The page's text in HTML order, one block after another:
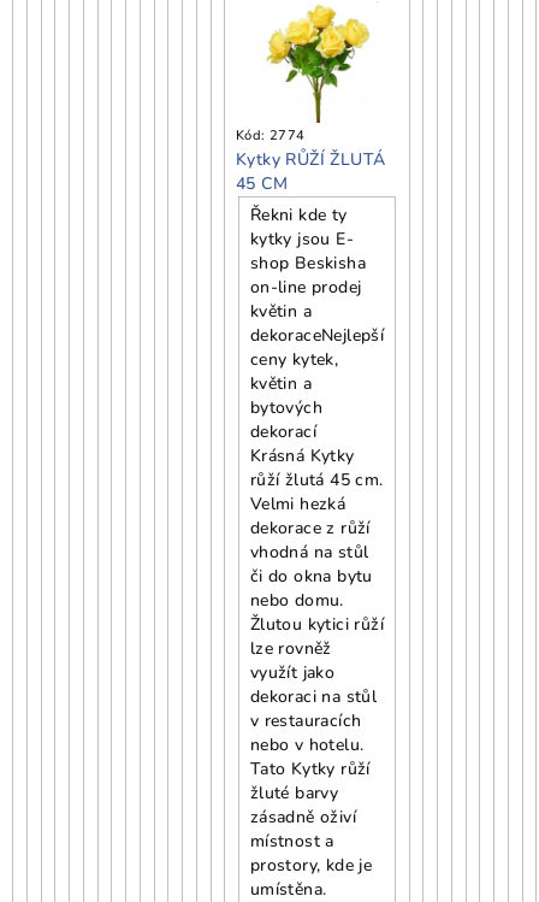
Kód: 2774
Kytky RŮŽÍ ŽLUTÁ
45 CM
Řekni kde ty
kytky jsou E-
shop Beskisha
on-line prodej
květin a
dekoraceNejlepší
ceny kytek,
květin a
bytových
dekorací
Krásná Kytky
růží žlutá 45 cm.
Velmi hezká
dekorace z růží
vhodná na stůl
či do okna bytu
nebo domu.
Žlutou kytici růží
lze rovněž
využít jako
dekoraci na stůl
v restauracích
nebo v hotelu.
Tato Kytky růží
žluté barvy
zásadně oživí
místnost a
prostory, kde je
umístěna.